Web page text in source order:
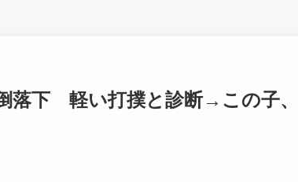
落下 軽い打撲と診断→この子、